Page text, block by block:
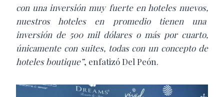
con una inversión muy fuerte en hoteles nuevos,
nuestros hoteles en promedio tienen una
inversión de 500 mil dólares o más por cuarto,
únicamente con suites, todas con un concepto de
hoteles boutique”, enfatizó Del Peón.